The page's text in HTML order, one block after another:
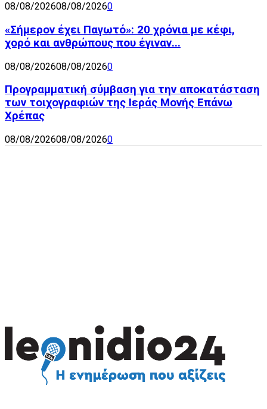
08/08/202608/08/20260
«Σήμερον έχει Παγωτό»: 20 χρόνια με κέφι,
χορό και ανθρώπους που έγιναν...
08/08/202608/08/20260
Προγραμματική σύμβαση για την αποκατάσταση
των τοιχογραφιών της Ιεράς Μονής Επάνω
Χρέπας
08/08/202608/08/20260